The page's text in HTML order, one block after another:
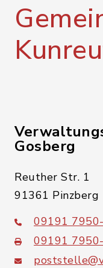
Gosberg
Reuther Str. 1
91361 Pinzberg
09191
09191